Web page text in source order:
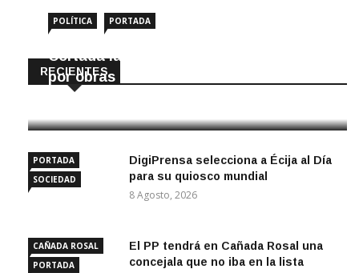
RECIENTES
POLÍTICA PORTADA
Cortada la SE-9105 hacia La Montiela
por obras hasta final de año
PORTADA
SOCIEDAD
DigiPrensa selecciona a Écija al Día
para su quiosco mundial
8 Agosto, 2026
CAÑADA ROSAL
PORTADA
El PP tendrá en Cañada Rosal una
concejala que no iba en la lista